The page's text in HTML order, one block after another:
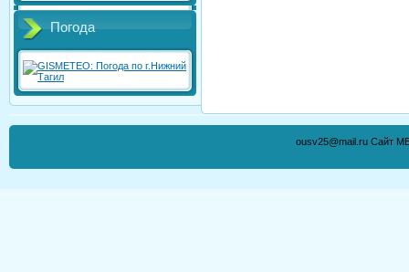
Погода
ousv25@mail.ru Сайт